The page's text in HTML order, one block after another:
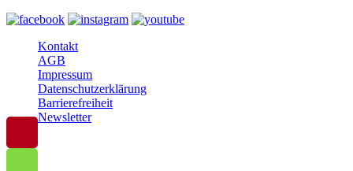
Kontakt
AGB
Impressum
Datenschutzerklärung
Barrierefreiheit
Newsletter